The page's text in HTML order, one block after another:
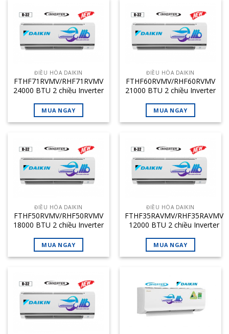
ĐIỀU HÒA DAIKIN
FTHF71RVMV/RHF71RVMV
24000 BTU 2 chiều Inverter
MUA NGAY
ĐIỀU HÒA DAIKIN
FTHF60RVMV/RHF60RVMV
21000 BTU 2 chiều Inverter
MUA NGAY
ĐIỀU HÒA DAIKIN
FTHF50RVMV/RHF50RVMV
18000 BTU 2 chiều Inverter
MUA NGAY
ĐIỀU HÒA DAIKIN
FTHF35RAVMV/RHF35RAVMV
12000 BTU 2 chiều Inverter
MUA NGAY